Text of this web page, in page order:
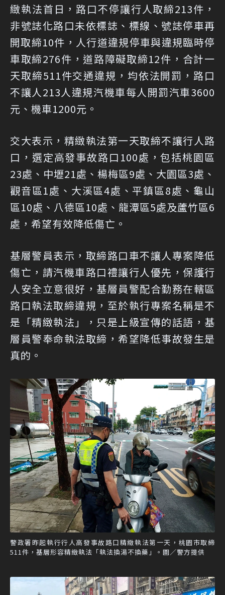
緻執法首日，路口不停讓行人取締213件，
非號誌化路口未依標誌、標線、號誌停車再
開取締10件，人行道違規停車與違規臨時停
車取締276件，道路障礙取締12件，合計一
天取締511件交通違規，均依法開罰，路口
不讓人213人違規汽機車每人開罰汽車3600
元、機車1200元。
交大表示，精緻執法第一天取締不讓行人路
口，選定高發事故路口100處，包括桃園區
23處、中壢21處、楊梅區9處、大園區3處、
觀音區1處、大溪區4處、平鎮區8處、龜山
區10處、八德區10處、龍潭區5處及蘆竹區6
處，希望有效降低傷亡。
基層警員表示，取締路口車不讓人專案降低
傷亡，請汽機車路口禮讓行人優先，保護行
人安全立意很好，基層員警配合勤務在轄區
路口執法取締違規，至於執行專案名稱是不
是「精緻執法」，只是上級宣傳的話語，基
層員警奉命執法取締，希望降低事故發生是
真的。
警政署昨起執行行人高發事故路口精緻執法第一天，桃園市取締
511件，基層形容精緻執法「執法換湯不換藥」。圖／警方提供